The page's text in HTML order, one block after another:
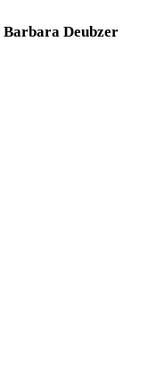
Deubzer